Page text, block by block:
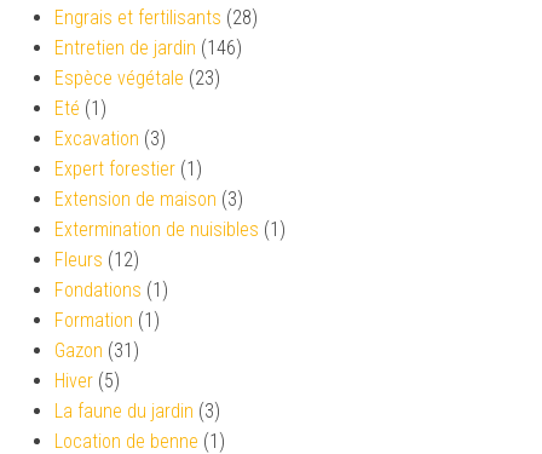
Engrais et fertilisants (28)
Entretien de jardin (146)
Espèce végétale (23)
Eté (1)
Excavation (3)
Expert forestier (1)
Extension de maison (3)
Extermination de nuisibles (1)
Fleurs (12)
Fondations (1)
Formation (1)
Gazon (31)
Hiver (5)
La faune du jardin (3)
Location de benne (1)